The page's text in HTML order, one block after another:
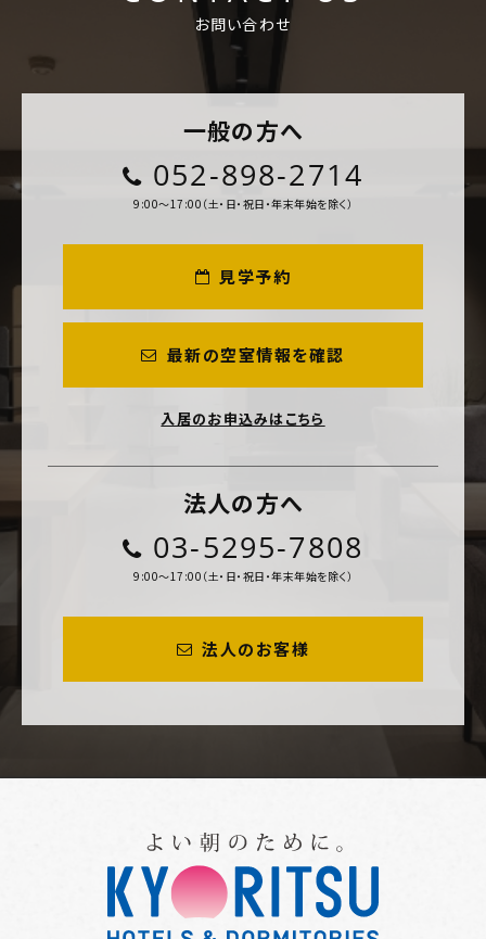
お問い合わせ
一般の方へ
052-898-2714
9:00～17:00（土・日・祝日・年末年始を除く）
見学予約
最新の空室情報を確認
入居のお申込みはこちら
法人の方へ
03-5295-7808
9:00～17:00（土・日・祝日・年末年始を除く）
法人のお客様